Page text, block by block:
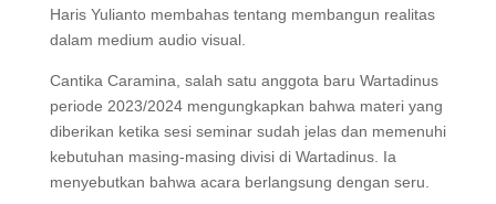
Haris Yulianto membahas tentang membangun realitas
dalam medium audio visual.
Cantika Caramina, salah satu anggota baru Wartadinus
periode 2023/2024 mengungkapkan bahwa materi yang
diberikan ketika sesi seminar sudah jelas dan memenuhi
kebutuhan masing-masing divisi di Wartadinus. Ia
menyebutkan bahwa acara berlangsung dengan seru.